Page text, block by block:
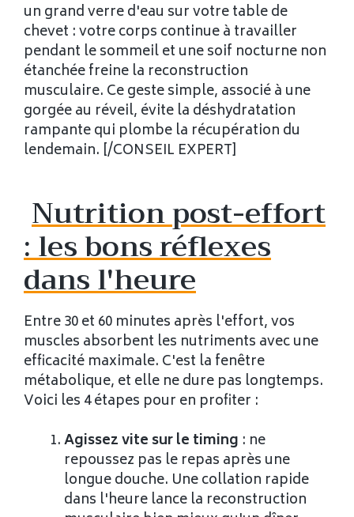
un grand verre d'eau sur votre table de
chevet : votre corps continue à travailler
pendant le sommeil et une soif nocturne non
étanchée freine la reconstruction
musculaire. Ce geste simple, associé à une
gorgée au réveil, évite la déshydratation
rampante qui plombe la récupération du
lendemain. [/CONSEIL EXPERT]
Nutrition post-effort
: les bons réflexes
dans l'heure
Entre 30 et 60 minutes après l'effort, vos
muscles absorbent les nutriments avec une
efficacité maximale. C'est la fenêtre
métabolique, et elle ne dure pas longtemps.
Voici les 4 étapes pour en profiter :
Agissez vite sur le timing : ne
repoussez pas le repas après une
longue douche. Une collation rapide
dans l'heure lance la reconstruction